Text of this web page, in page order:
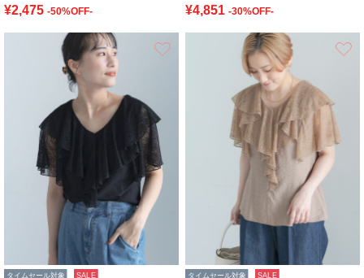
¥2,475 -50%OFF- ¥4,851 -30%OFF-
タイムセール対象 SALE タイムセール対象 SALE